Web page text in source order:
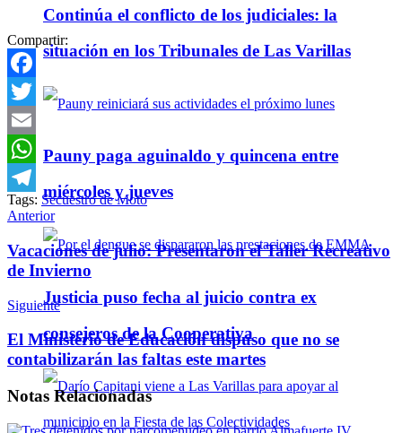
Continúa el conflicto de los judiciales: la
situación en los Tribunales de Las Varillas
Pauny paga aguinaldo y quincena entre
miércoles y jueves
Justicia puso fecha al juicio contra ex
consejeros de la Cooperativa
Compartir:
Facebook
Twitter
Email
WhatsApp
Telegram
Tags: Secuestro de Moto
Anterior
Vacaciones de julio: Presentaron el Taller Recreativo
de Invierno
Siguiente
El Ministerio de Educación dispuso que no se
contabilizarán las faltas este martes
Notas Relacionadas